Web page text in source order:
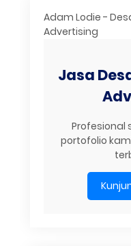
Adam Lodie -
Advertising
Jasa
Profesional
portofolio